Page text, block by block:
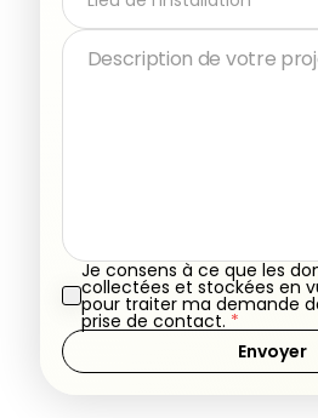
Message *
Je consens à ce que les
collectées et stockées en
pour traiter ma demande
prise de contact. *
Envoyer